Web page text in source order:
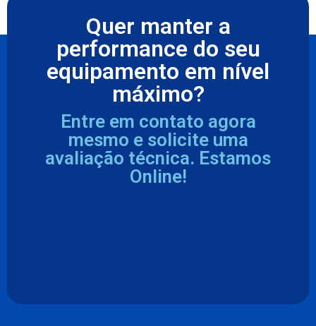
Quer manter a
performance do seu
equipamento em nível
máximo?
Entre em contato agora
mesmo e solicite uma
avaliação técnica. Estamos
Online!